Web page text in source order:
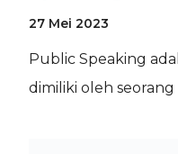
27 Mei 2023
Public Speaking
dimiliki oleh